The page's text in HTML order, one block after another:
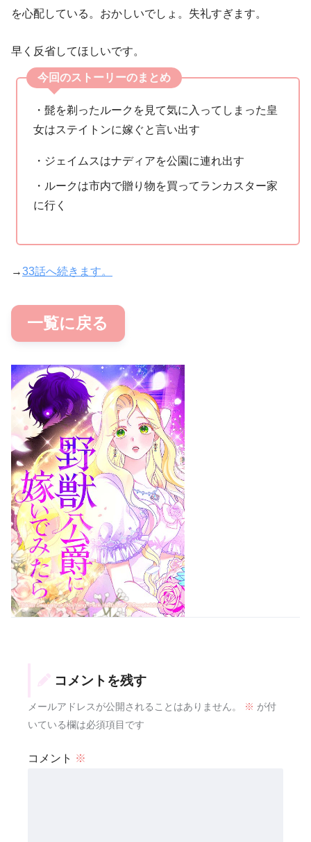
を心配している。おかしいでしょ。失礼すぎます。
早く反省してほしいです。
今回のストーリーのまとめ
・髭を剃ったルークを見て気に入ってしまった皇
女はステイトンに嫁ぐと言い出す
・ジェイムスはナディアを公園に連れ出す
・ルークは市内で贈り物を買ってランカスター家
に行く
→33話へ続きます。
一覧に戻る
コメントを残す
メールアドレスが公開されることはありません。 ※ が付
いている欄は必須項目です
コメント ※